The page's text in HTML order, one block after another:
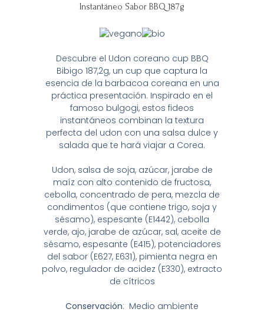
Instantáneo Sabor BBQ 187g
Descubre el Udon coreano cup BBQ
Bibigo 187,2g, un cup que captura la
esencia de la barbacoa coreana en una
práctica presentación. Inspirado en el
famoso bulgogi, estos fideos
instantáneos combinan la textura
perfecta del udon con una salsa dulce y
salada que te hará viajar a Corea.
Udon, salsa de soja, azúcar, jarabe de
maíz con alto contenido de fructosa,
cebolla, concentrado de pera, mezcla de
condimentos (que contiene trigo, soja y
sésamo), espesante (E1442), cebolla
verde, ajo, jarabe de azúcar, sal, aceite de
sésamo, espesante (E415), potenciadores
del sabor (E627, E631), pimienta negra en
polvo, regulador de acidez (E330), extracto
de cítricos
Conservación: Medio ambiente